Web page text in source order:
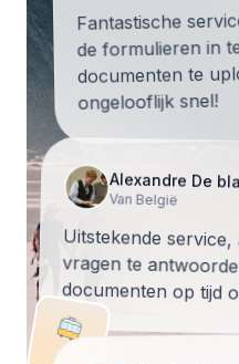
Fantastische
de formulieren in
documenten te
ongelooflijk snel!
Alexandre De
Van België
Uitstekende
vragen te
documenten op tijd